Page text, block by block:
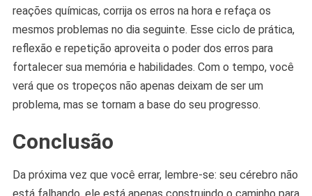
reações químicas, corrija os erros na hora e refaça os
mesmos problemas no dia seguinte. Esse ciclo de prática,
reflexão e repetição aproveita o poder dos erros para
fortalecer sua memória e habilidades. Com o tempo, você
verá que os tropeços não apenas deixam de ser um
problema, mas se tornam a base do seu progresso.
Conclusão
Da próxima vez que você errar, lembre-se: seu cérebro não